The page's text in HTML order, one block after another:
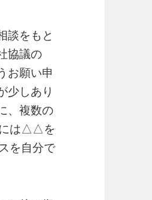
談をもと
協議の
お願い申
少しあり
、複数の
には△△を
を自分で